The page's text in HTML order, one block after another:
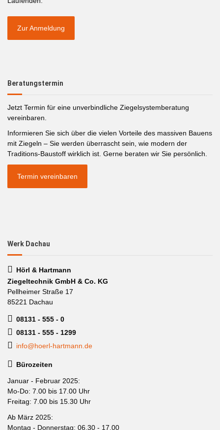
Zur Anmeldung
Beratungstermin
Jetzt Termin für eine unverbindliche Ziegelsystemberatung
vereinbaren.
Informieren Sie sich über die vielen Vorteile des massiven Bauens
mit Ziegeln – Sie werden überrascht sein, wie modern der
Traditions-Baustoff wirklich ist. Gerne beraten wir Sie persönlich.
Termin vereinbaren
Werk Dachau
Hörl & Hartmann
Ziegeltechnik GmbH & Co. KG
Pellheimer Straße 17
85221 Dachau
08131 - 555 - 0
08131 - 555 - 1299
info@hoerl-hartmann.de
Bürozeiten
Januar - Februar 2025:
Mo-Do: 7.00 bis 17.00 Uhr
Freitag: 7.00 bis 15.30 Uhr
Ab März 2025:
Montag - Donnerstag: 06.30 - 17.00